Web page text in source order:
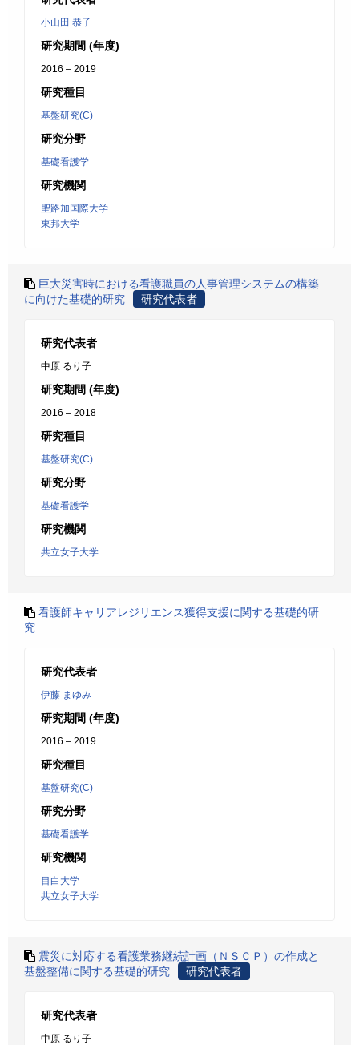
小山田 恭子
研究期間 (年度)
2016 – 2019
研究種目
基盤研究(C)
研究分野
基礎看護学
研究機関
聖路加国際大学
東邦大学
巨大災害時における看護職員の人事管理システムの構築
に向けた基礎的研究
研究代表者
研究代表者
中原 るり子
研究期間 (年度)
2016 – 2018
研究種目
基盤研究(C)
研究分野
基礎看護学
研究機関
共立女子大学
看護師キャリアレジリエンス獲得支援に関する基礎的研
究
研究代表者
伊藤 まゆみ
研究期間 (年度)
2016 – 2019
研究種目
基盤研究(C)
研究分野
基礎看護学
研究機関
目白大学
共立女子大学
震災に対応する看護業務継続計画（ＮＳＣＰ）の作成と
基盤整備に関する基礎的研究
研究代表者
研究代表者
中原 るり子